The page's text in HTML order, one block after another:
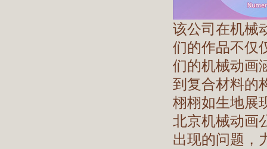
该公司在机械
们的作品不仅
们的机械动画
到复合材料的
栩栩如生地展
北京机械动画
出现的问题，